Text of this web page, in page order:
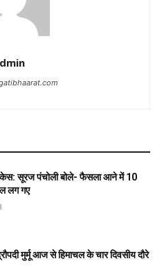
केस: सूरज पंचोली बोले- फैसला आने में 10
लग गए
मुर्मू आज से हिमाचल के चार दिवसीय दौरे